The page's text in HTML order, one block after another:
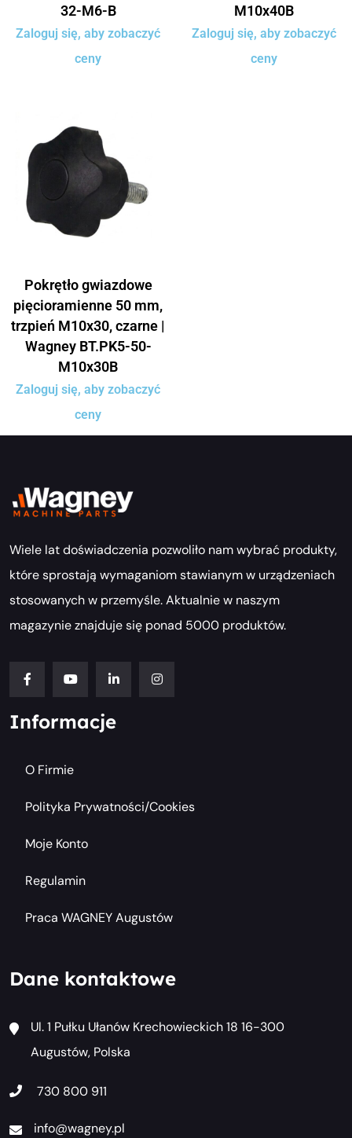
32-M6-B
Zaloguj się, aby zobaczyć
ceny
M10x40B
Zaloguj się, aby zobaczyć
ceny
Pokrętło gwiazdowe
pięcioramienne 50 mm,
trzpień M10x30, czarne |
Wagney BT.PK5-50-
M10x30B
Zaloguj się, aby zobaczyć
ceny
Wiele lat doświadczenia pozwoliło nam wybrać produkty,
które sprostają wymaganiom stawianym w urządzeniach
stosowanych w przemyśle. Aktualnie w naszym
magazynie znajduje się ponad 5000 produktów.
Informacje
O Firmie
Polityka Prywatności/cookies
Moje Konto
Regulamin
Praca WAGNEY Augustów
Dane kontaktowe
Ul. 1 Pułku Ułanów Krechowieckich 18 16-300
Augustów, Polska
730 800 911
info@wagney.pl